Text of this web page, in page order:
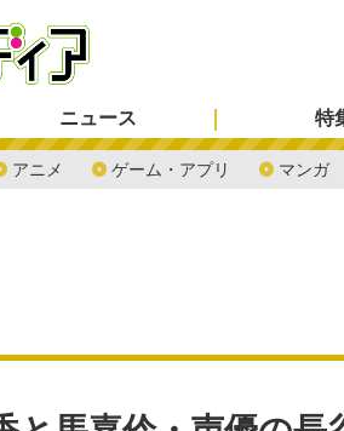
ニュース
アニメ ゲーム・アプリ マンガ
特